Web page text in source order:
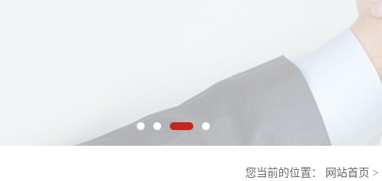
您当前的位置： 网站首页 >